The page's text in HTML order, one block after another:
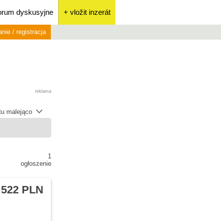
dyskusyjne + vložit inzerát
/ registracja
reklama
malejąco
1
ogłoszenie
PLN